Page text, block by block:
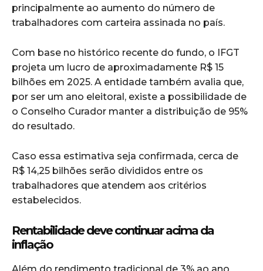
principalmente ao aumento do número de
trabalhadores com carteira assinada no país.
Com base no histórico recente do fundo, o IFGT
projeta um lucro de aproximadamente R$ 15
bilhões em 2025. A entidade também avalia que,
por ser um ano eleitoral, existe a possibilidade de
o Conselho Curador manter a distribuição de 95%
do resultado.
Caso essa estimativa seja confirmada, cerca de
R$ 14,25 bilhões serão divididos entre os
trabalhadores que atendem aos critérios
estabelecidos.
Rentabilidade deve continuar acima da
inflação